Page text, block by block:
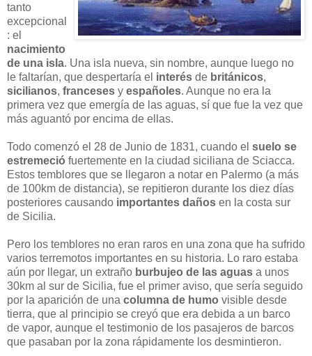
tanto
excepcional
: el
nacimiento
de una isla. Una isla nueva, sin nombre, aunque luego no
le faltarían, que despertaría el interés de británicos,
sicilianos, franceses y españoles. Aunque no era la
primera vez que emergía de las aguas, sí que fue la vez que
más aguantó por encima de ellas.
Todo comenzó el 28 de Junio de 1831, cuando el suelo se
estremeció fuertemente en la ciudad siciliana de Sciacca.
Estos temblores que se llegaron a notar en Palermo (a más
de 100km de distancia), se repitieron durante los diez días
posteriores causando importantes daños en la costa sur
de Sicilia.
Pero los temblores no eran raros en una zona que ha sufrido
varios terremotos importantes en su historia. Lo raro estaba
aún por llegar, un extraño burbujeo de las aguas a unos
30km al sur de Sicilia, fue el primer aviso, que sería seguido
por la aparición de una columna de humo visible desde
tierra, que al principio se creyó que era debida a un barco
de vapor, aunque el testimonio de los pasajeros de barcos
que pasaban por la zona rápidamente los desmintieron.